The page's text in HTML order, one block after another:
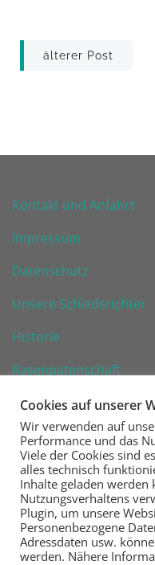
Post
älterer Post
Kontakt und Anfahrt
Impressum
Datenschutz
Unsere Schiedsrichter
Historie
Rasenpatenschaft
VfR Wiesbaden 1926 e.
Fußball | Handball |
Steinberger Straße 16
65187 Wiesbaden
Cookies auf unserer
Wir verwenden auf
Performance und das
Viele der Cookies sind
alles technisch
Inhalte geladen werden
Nutzungsverhaltens
Plugin, um unsere
Personenbezogene
Adressdaten usw.
werden. Nähere